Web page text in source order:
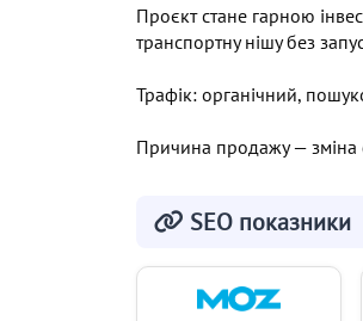
Проєкт стане гарною
транспортну нішу без
Трафік: органічний,
Причина продажу — зміна
SEO показники